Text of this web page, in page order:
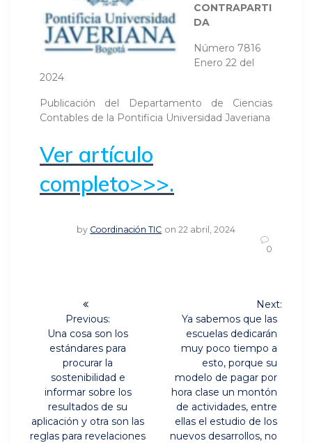
CONTRAPARTI
DA
Número 7816
Enero 22 del
2024
Publicación del Departamento de Ciencias
Contables de la Pontificia Universidad Javeriana
Ver artículo
completo>>>.
by Coordinación TIC on 22 abril, 2024
0
Navegación
entradas
Previous:
Previous
post:
Una cosa son los
estándares para
procurar la
sostenibilidad e
informar sobre los
resultados de su
aplicación y otra son las
reglas para revelaciones
Next:
Next
post:
Ya sabemos que las
escuelas dedicarán
muy poco tiempo a
esto, porque su
modelo de pagar por
hora clase un montón
de actividades, entre
ellas el estudio de los
nuevos desarrollos, no